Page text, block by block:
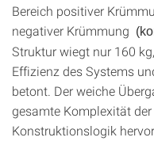
Bereich positiver
negativer Krümmung
Struktur wiegt nur 160
Effizienz des Systems
betont. Der weiche
gesamte Komplexität
Konstruktionslogik